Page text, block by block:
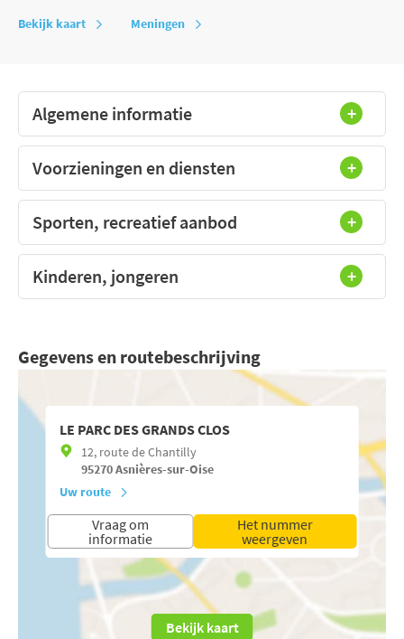
Bekijk kaart Meningen
Algemene informatie
Voorzieningen en diensten
Sporten, recreatief aanbod
Kinderen, jongeren
Gegevens en routebeschrijving
LE PARC DES GRANDS CLOS
12, route de Chantilly
95270Asnières-sur-Oise
Uw route
Vraag om
informatie
Het nummer
weergeven
Bekijk kaart